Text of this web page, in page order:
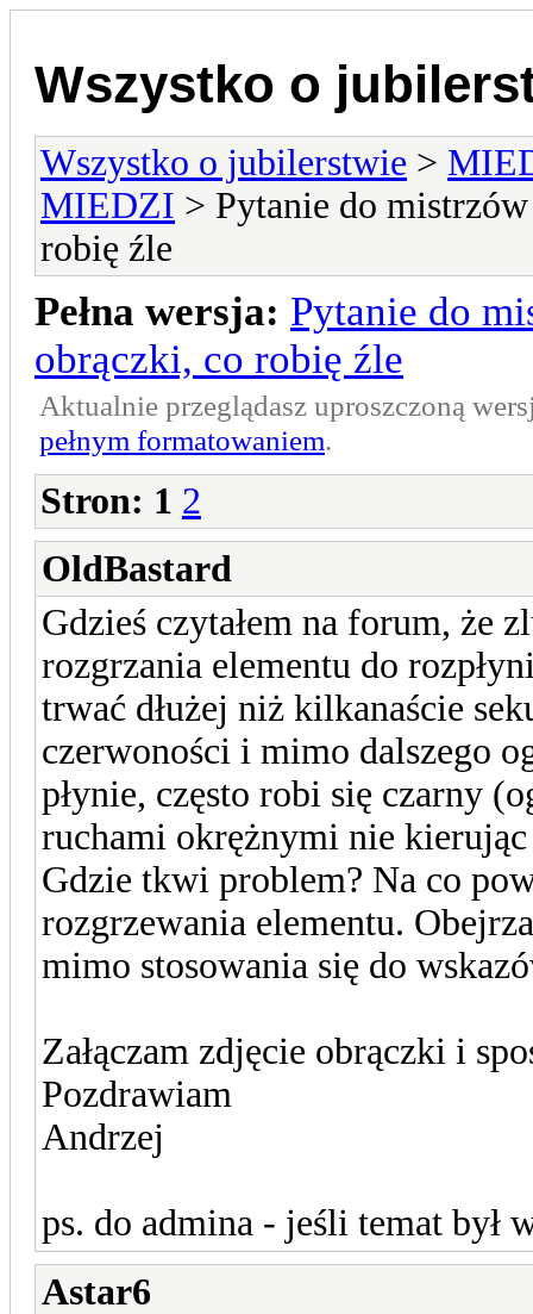
Wszystko o
Wszystko o jubilerstwie >
MIEDZI > Pytanie do
robię źle
Pełna wersja: Pytanie do
obrączki, co robię źle
Aktualnie przeglądasz uproszczoną
pełnym formatowaniem.
Stron: 1 2
OldBastard
Gdzieś czytałem na forum, że
rozgrzania elementu do
trwać dłużej niż kilkanaście
czerwoności i mimo dalszego
płynie, często robi się czarny
ruchami okrężnymi nie
Gdzie tkwi problem? Na co
rozgrzewania elementu.
mimo stosowania się do
Załączam zdjęcie obrączki i
Pozdrawiam
Andrzej
ps. do admina - jeśli temat był
Astar6